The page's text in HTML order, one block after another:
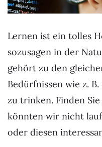
Lernen ist ein tolles
sozusagen in der
gehört zu den
Bedürfnissen wie z.
zu trinken. Finden
könnten wir nicht
oder diesen